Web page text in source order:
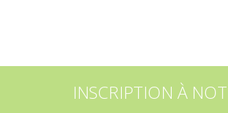
INSCRIPTION À